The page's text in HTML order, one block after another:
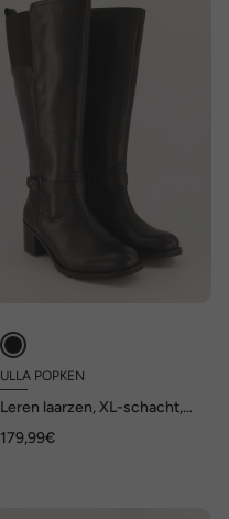
ULLA POPKEN
Leren laarzen, XL-schacht,
H
179,99€